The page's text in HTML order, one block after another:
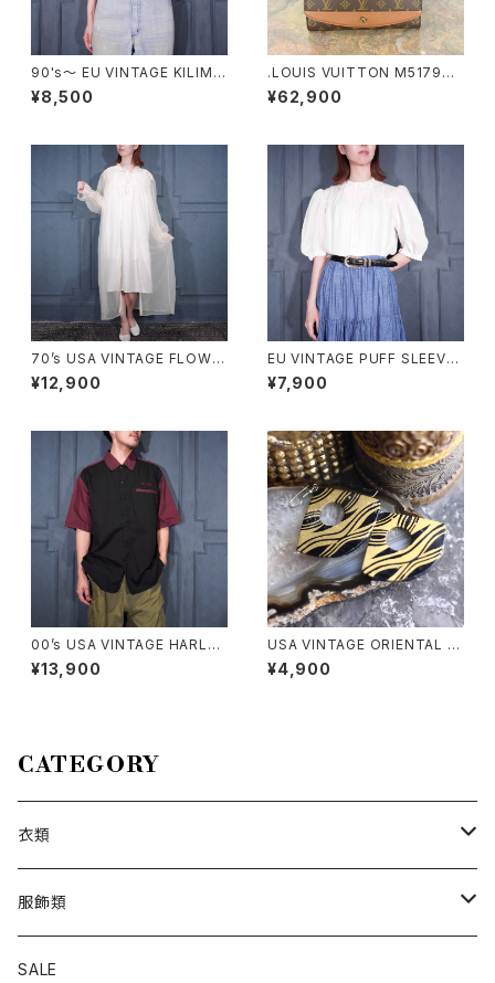
90's～ EU VINTAGE KILIMA
NJARO outdoor adventure
SHORT LENGTH CHECK PA
ト丈チェック柄リブデザインシャ
¥8,500
.LOUIS VUITTON M51798
MI1906 MONOGRAM PATT
ERNED SHOULDER BAG MA
ッグ 2000000040233
¥62,900
70’s USA VINTAGE FLOWE
R EMBROIDERY LACE DESI
GN NIGHTY DRESS COTTO
イティドレスコットンワンピース
¥12,900
EU VINTAGE PUFF SLEEVE
LACE DESIGN HALF SLEEV
E COTTON BLOUSE/ヨーロ
¥7,900
00’s USA VINTAGE HARLEY
DAVIDSON EMBROIDERY D
ESIGN HALF SLEEVE WORK
¥13,900
USA VINTAGE ORIENTAL D
ESIGN EARRING/アメリカ古着
オリエンタルデザインピアス
¥4,900
CATEGORY
衣類
トップス
カットソー
ボトムス
服飾類
バッグ
SALE